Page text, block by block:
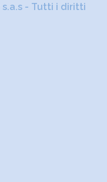
- Tutti i diritti